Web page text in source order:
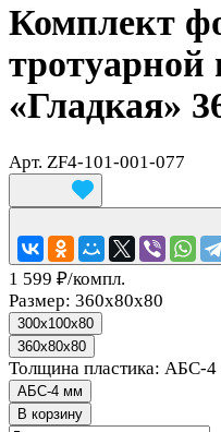
Комплект
тротуарной
«Гладкая»
Арт. ZF4-101-001-077
1 599 ₽/компл.
Размер: 360х80х80
300x100x80
360х80х80
Толщина пластика: АБС-4
АБС-4 мм
В корзину